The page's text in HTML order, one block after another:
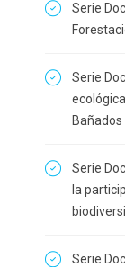
Serie
Serie
Bañados
Serie
la
Serie